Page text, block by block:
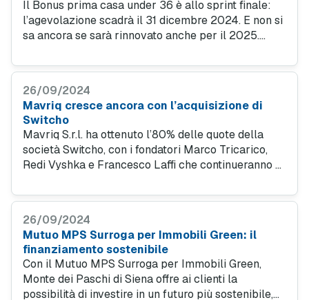
Il Bonus prima casa under 36 è allo sprint finale:
l’agevolazione scadrà il 31 dicembre 2024. E non si
sa ancora se sarà rinnovato anche per il 2025.
un’offerta mutuo conveniente.
26/09/2024
Mavriq cresce ancora con l’acquisizione di
Switcho
Mavriq S.r.l. ha ottenuto l’80% delle quote della
società Switcho, con i fondatori Marco Tricarico,
Redi Vyshka e Francesco Laffi che continueranno a
un ruolo attivo nella gestione.
26/09/2024
Mutuo MPS Surroga per Immobili Green: il
finanziamento sostenibile
Con il Mutuo MPS Surroga per Immobili Green,
Monte dei Paschi di Siena offre ai clienti la
possibilità di investire in un futuro più sostenibile,